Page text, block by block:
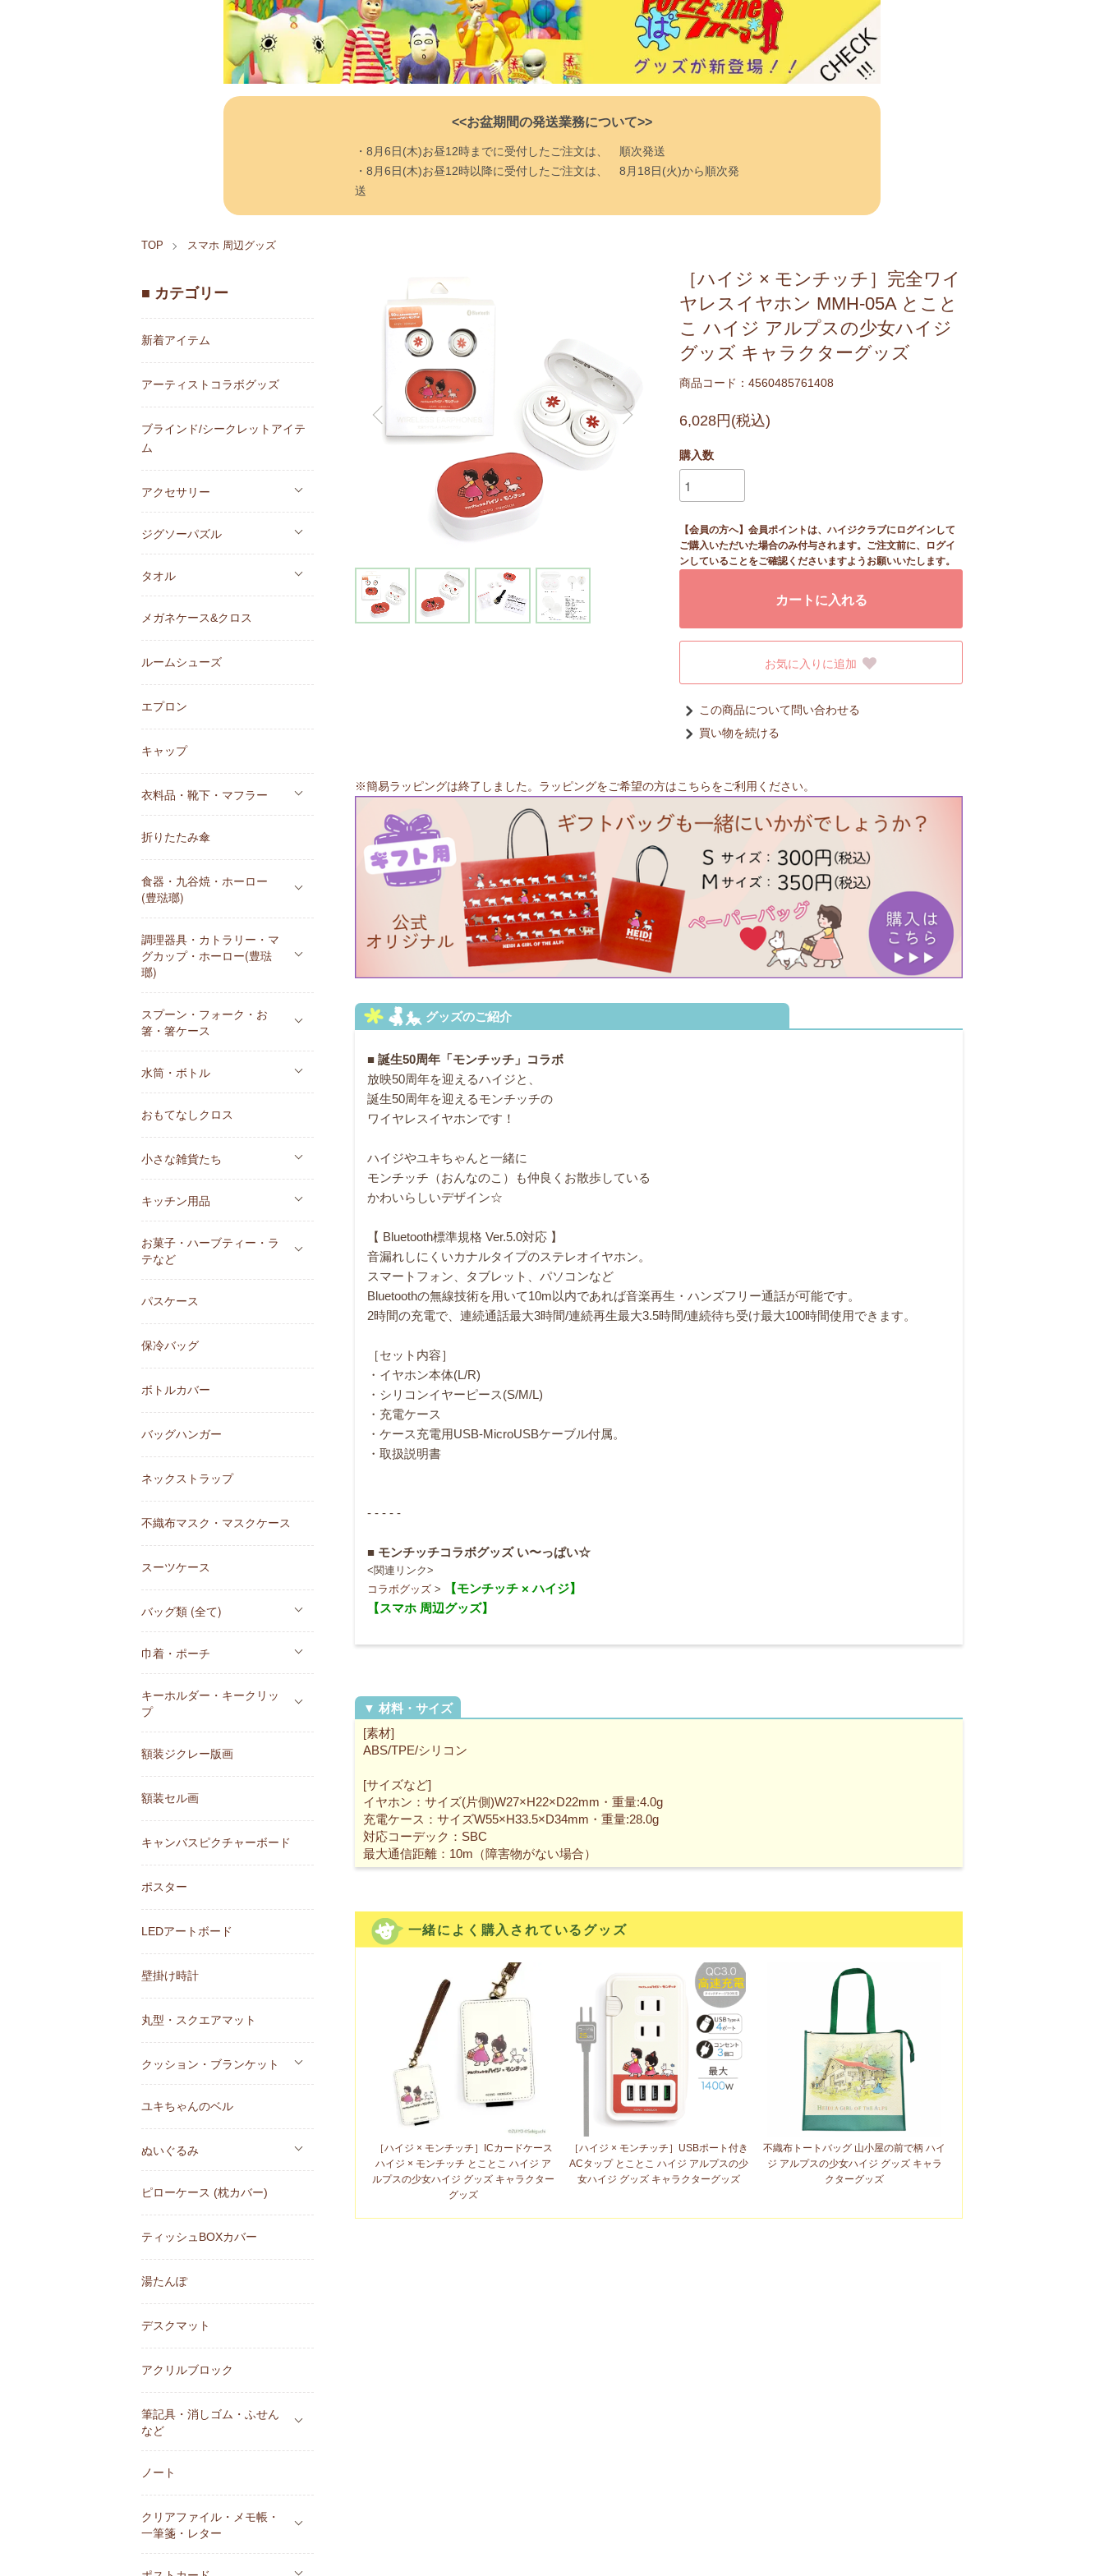
<<お盆期間の発送業務について>>
・8月6日(木)お昼12時までに受付したご注文は、
順次発送
・8月6日(木)お昼12時以降に受付したご注文は、
8月18日(火)から順次発
送
TOP スマホ 周辺グッズ
［ハイジ × モンチッチ］完全ワイ
ヤレスイヤホン MMH-05A とこと
こ ハイジ アルプスの少女ハイジ
グッズ キャラクターグッズ
商品コード：4560485761408
6,028円(税込)
購入数
【会員の方へ】会員ポイントは、ハイジクラブにログインして
ご購入いただいた場合のみ付与されます。ご注文前に、ログイ
ンしていることをご確認くださいますようお願いいたします。
カートに入れる
お気に入りに追加
この商品について問い合わせる
買い物を続ける
※簡易ラッピングは終了しました。ラッピングをご希望の方はこちらをご利用ください。
■ 誕生50周年「モンチッチ」コラボ
放映50周年を迎えるハイジと、
誕生50周年を迎えるモンチッチの
ワイヤレスイヤホンです！
ハイジやユキちゃんと一緒に
モンチッチ（おんなのこ）も仲良くお散歩している
かわいらしいデザイン☆
【 Bluetooth標準規格 Ver.5.0対応 】
音漏れしにくいカナルタイプのステレオイヤホン。
スマートフォン、タブレット、パソコンなど
Bluetoothの無線技術を用いて10m以内であれば音楽再生・ハンズフリー通話が可能です。
2時間の充電で、連続通話最大3時間/連続再生最大3.5時間/連続待ち受け最大100時間使用できます。
［セット内容］
・イヤホン本体(L/R)
・シリコンイヤーピース(S/M/L)
・充電ケース
・ケース充電用USB-MicroUSBケーブル付属。
・取扱説明書
- - - - -
■ モンチッチコラボグッズ い〜っぱい☆
<関連リンク>
コラボグッズ >
【モンチッチ × ハイジ】
【スマホ 周辺グッズ】
[素材]
ABS/TPE/シリコン
[サイズなど]
イヤホン：サイズ(片側)W27×H22×D22mm・重量:4.0g
充電ケース：サイズW55×H33.5×D34mm・重量:28.0g
対応コーデック：SBC
最大通信距離：10m（障害物がない場合）
一緒によく購入されているグッズ
［ハイジ × モンチッチ］ICカードケース
ハイジ × モンチッチ とことこ ハイジ ア
ルプスの少女ハイジ グッズ キャラクター
グッズ
［ハイジ × モンチッチ］USBポート付き
ACタップ とことこ ハイジ アルプスの少
女ハイジ グッズ キャラクターグッズ
不織布トートバッグ 山小屋の前で柄 ハイ
ジ アルプスの少女ハイジ グッズ キャラ
クターグッズ
■ カテゴリー
新着アイテム
アーティストコラボグッズ
ブラインド/シークレットアイテ
ム
アクセサリー
ジグソーパズル
タオル
メガネケース&クロス
ルームシューズ
エプロン
キャップ
衣料品・靴下・マフラー
折りたたみ傘
食器・九谷焼・ホーロー
(豊琺瑯)
調理器具・カトラリー・マ
グカップ・ホーロー(豊琺
瑯)
スプーン・フォーク・お
箸・箸ケース
水筒・ボトル
おもてなしクロス
小さな雑貨たち
キッチン用品
お菓子・ハーブティー・ラ
テなど
パスケース
保冷バッグ
ボトルカバー
バッグハンガー
ネックストラップ
不織布マスク・マスクケース
スーツケース
バッグ類 (全て)
巾着・ポーチ
キーホルダー・キークリッ
プ
額装ジクレー版画
額装セル画
キャンバスピクチャーボード
ポスター
LEDアートボード
壁掛け時計
丸型・スクエアマット
クッション・ブランケット
ユキちゃんのベル
ぬいぐるみ
ピローケース (枕カバー)
ティッシュBOXカバー
湯たんぽ
デスクマット
アクリルブロック
筆記具・消しゴム・ふせん
など
ノート
クリアファイル・メモ帳・
一筆箋・レター